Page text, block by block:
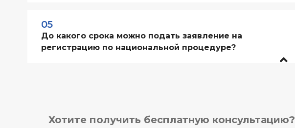
05
До какого срока можно подать заявление на
регистрацию по национальной процедуре?
Хотите получить бесплатную консультацию?